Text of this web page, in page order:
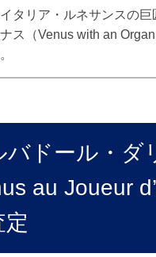
タリア・ルネサンスの
ス（Venus with an
バドール・ダ
au Joueur
定